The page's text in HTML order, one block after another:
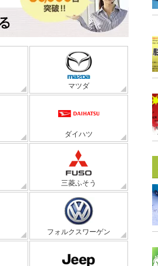
マツダ
ダイハツ
三菱ふそう
フォルクスワーゲン